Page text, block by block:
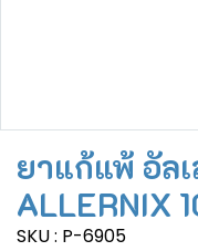
ยาแก้แพ้ อัล
ALLERNIX
SKU : P-6905